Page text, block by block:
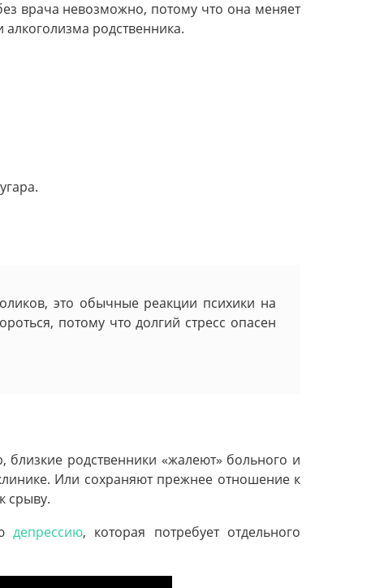
врача невозможно, потому что она меняет
алкоголизма родственника.
это обычные реакции психики на
потому что долгий стресс опасен
родственники «жалеют» больного и
Или сохраняют прежнее отношение к
срыву.
депрессию, которая потребует отдельного